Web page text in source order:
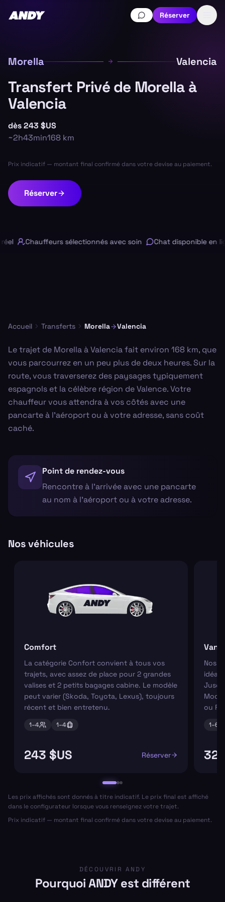
Réserver
Morella Valencia
Transfert Privé de Morella à
Valencia
dès243 $US
~2h43min168 km
Prix indicatif — montant final confirmé dans votre devise au paiement.
Réserver
Chauffeurs sélectionnés avec soin Chat disponible en
Accueil Transferts Morella Valencia
Le trajet de Morella à Valencia fait environ 168 km, que
vous parcourrez en un peu plus de deux heures. Sur la
route, vous traverserez des paysages typiquement
espagnols et la célèbre région de Valence. Votre
chauffeur vous attendra à vos côtés avec une
pancarte à l'aéroport ou à votre adresse, sans coût
caché.
Point de rendez-vous
Rencontre à l'arrivée avec une pancarte
au nom à l'aéroport ou à votre adresse.
Nos véhicules
Comfort
La catégorie Confort convient à tous vos
trajets, avec assez de place pour 2 grandes
valises et 2 petits bagages cabine. Le modèle
peut varier (Skoda, Toyota, Lexus), toujours
récent et bien entretenu.
1–4 1–4
243 $US Réserver
Van
Nos
ou
1–6
Les prix affichés sont donnés à titre indicatif. Le prix final est affiché
dans le configurateur lorsque vous renseignez votre trajet.
Prix indicatif — montant final confirmé dans votre devise au paiement.
DÉCOUVRIR ANDY
Pourquoi ANDY est différent